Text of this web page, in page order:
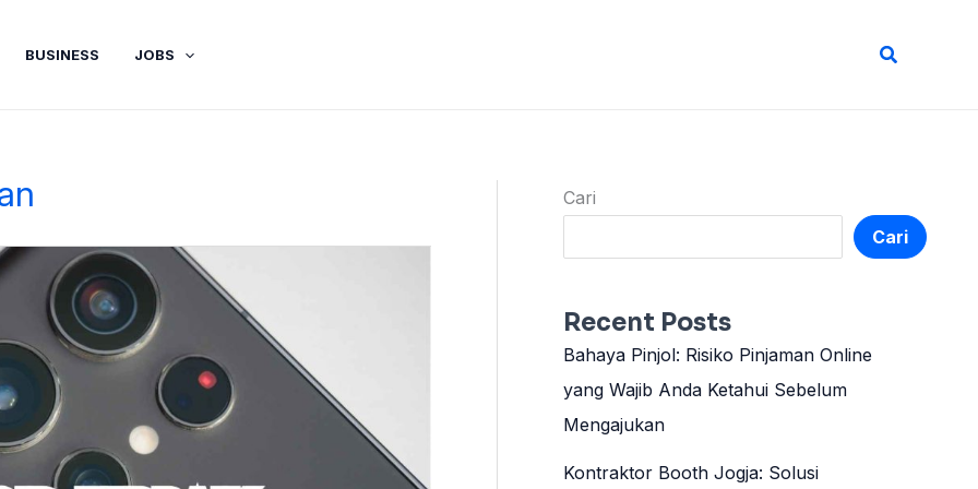
BUSINESS JOBS Cari
Cari
Cari
Recent Posts
Bahaya Pinjol: Risiko Pinjaman Online
yang Wajib Anda Ketahui Sebelum
Mengajukan
Kontraktor Booth Jogja: Solusi